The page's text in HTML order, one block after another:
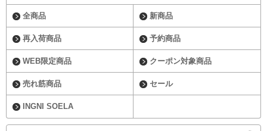
全商品 新商品
再入荷商品 予約商品
WEB限定商品 クーポン対象商品
売れ筋商品 セール
INGNI SOELA